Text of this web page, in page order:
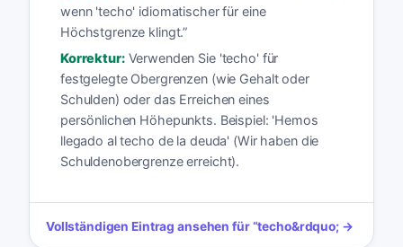
wenn 'techo' idiomatischer für eine
Höchstgrenze klingt.”
Korrektur: Verwenden Sie 'techo' für
festgelegte Obergrenzen (wie Gehalt oder
Schulden) oder das Erreichen eines
persönlichen Höhepunkts. Beispiel: 'Hemos
llegado al techo de la deuda' (Wir haben die
Schuldenobergrenze erreicht).
Vollständigen Eintrag ansehen für“techo&rdquo; →